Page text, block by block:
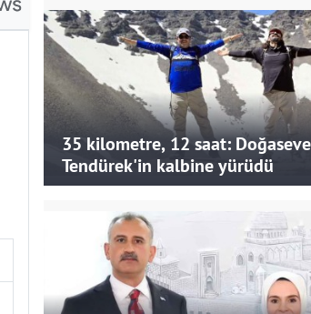
35 kilometre, 12 saat:
Tendürek'in kalbine yürüdü